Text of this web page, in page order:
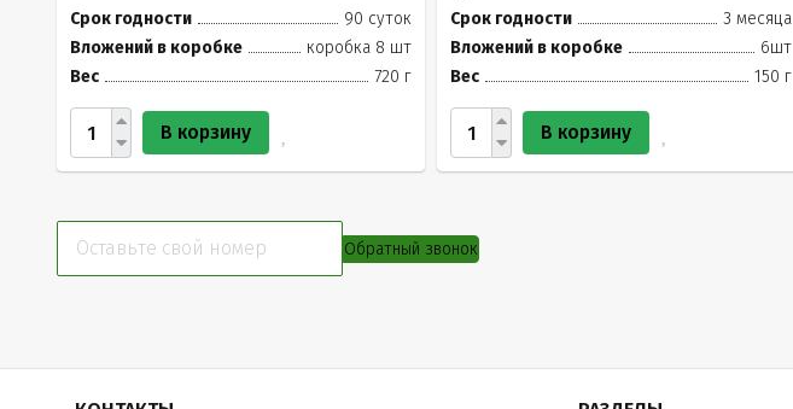
Срок годности
90 суток
Вложений в коробке
коробка 8 шт
Вес
720 г
В корзину
Срок годности
3 месяца
Вложений в коробке
6шт
Вес
150 г
В корзину
Обратный звонок